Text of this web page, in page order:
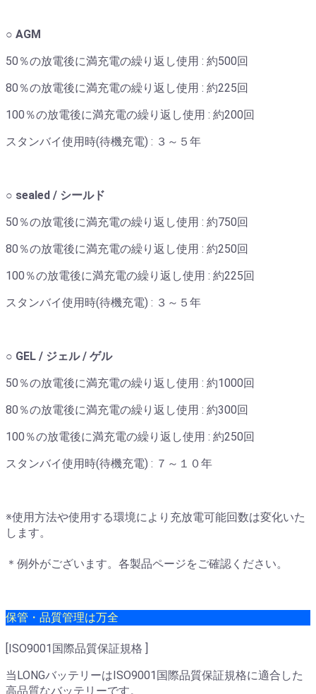
○ AGM
50％の放電後に満充電の繰り返し使用 : 約500回
80％の放電後に満充電の繰り返し使用 : 約225回
100％の放電後に満充電の繰り返し使用 : 約200回
スタンバイ使用時(待機充電) : ３～５年
○ sealed / シールド
50％の放電後に満充電の繰り返し使用 : 約750回
80％の放電後に満充電の繰り返し使用 : 約250回
100％の放電後に満充電の繰り返し使用 : 約225回
スタンバイ使用時(待機充電) : ３～５年
○ GEL / ジェル / ゲル
50％の放電後に満充電の繰り返し使用 : 約1000回
80％の放電後に満充電の繰り返し使用 : 約300回
100％の放電後に満充電の繰り返し使用 : 約250回
スタンバイ使用時(待機充電) : ７～１０年
※使用方法や使用する環境により充放電可能回数は変化いた
します。
＊例外がございます。各製品ページをご確認ください。
保管・品質管理は万全
[ISO9001国際品質保証規格 ]
当LONGバッテリーはISO9001国際品質保証規格に適合した
高品質なバッテリーです。